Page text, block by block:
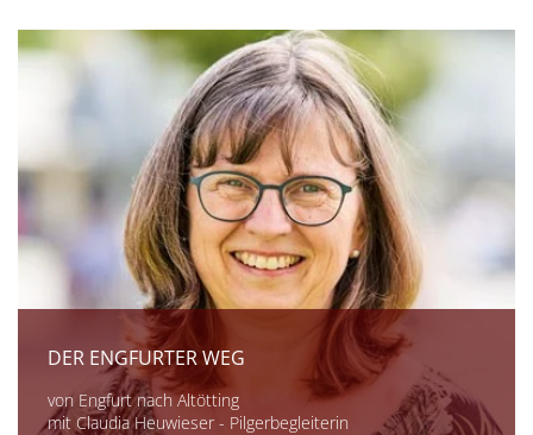
DER ENGFURTER WEG
von Engfurt nach Altötting
mit Claudia Heuwieser - Pilgerbegleiterin